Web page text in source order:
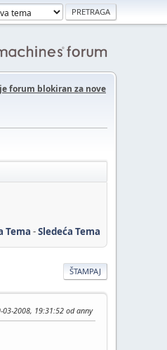
forum blokiran za nove
Tema -Sledeća Tema
ŠTAMPAJ
03-2008, 19:31:52 od anny